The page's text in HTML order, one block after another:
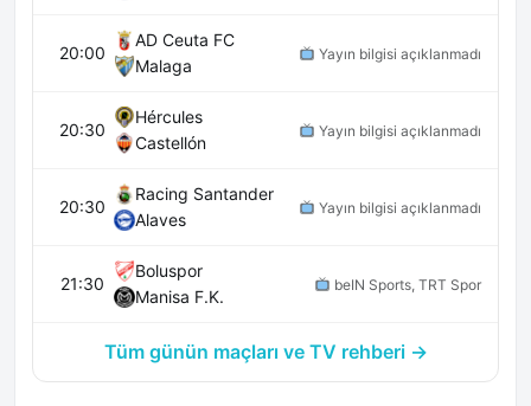
20:00
AD Ceuta FC
Malaga
Yayın bilgisi açıklanmadı
20:30
Hércules
Castellón
Yayın bilgisi açıklanmadı
20:30
Racing Santander
Alaves
Yayın bilgisi açıklanmadı
21:30
Boluspor
Manisa F.K.
beIN Sports, TRT Spor
Tüm günün maçları ve TV rehberi →